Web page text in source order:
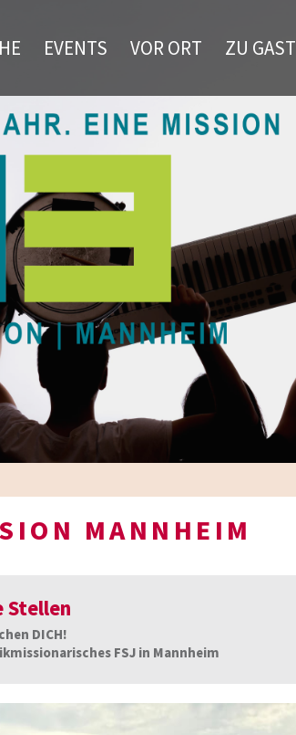
EVENTS VOR ORT ZU GAST
MANNHEIM
Stellen
DICH!
FSJ in Mannheim